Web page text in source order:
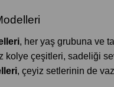
, her yaş grubuna ve
kolye çeşitleri, sadeliği
, çeyiz setlerinin de